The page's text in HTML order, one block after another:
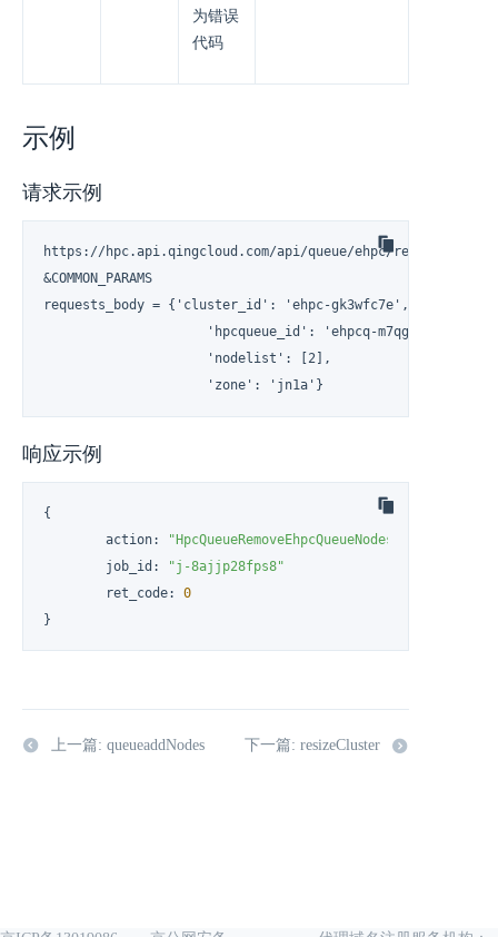
为错误
代码
示例
请求示例
https://hpc.api.qingcloud.com/api/queue/ehpc/removeNodes
&COMMON_PARAMS
requests_body = {'cluster_id': 'ehpc-gk3wfc7e',
                     'hpcqueue_id': 'ehpcq-m7qglynz',
                     'nodelist': [2],
                     'zone': 'jn1a'}
响应示例
{
	action
:
"HpcQueueRemoveEhpcQueueNodesResponse"
	job_id
:
"j-8ajjp28fps8"
	ret_code
:
0
}
上一篇: queueaddNodes 下一篇: resizeCluster